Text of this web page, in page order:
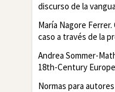
discurso de la
María Nagore Ferrer.
caso a través de la
Andrea Sommer-
18th-Century Europe
Normas para autores